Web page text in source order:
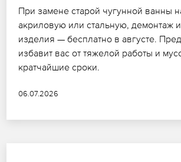
При замене старой чугунной ванны
акриловую или стальную, демонтаж
изделия — бесплатно в августе.
избавит вас от тяжелой работы и
кратчайшие сроки.
06.07.2026